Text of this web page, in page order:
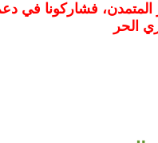
المتمدن، فشاركونا في
الحر